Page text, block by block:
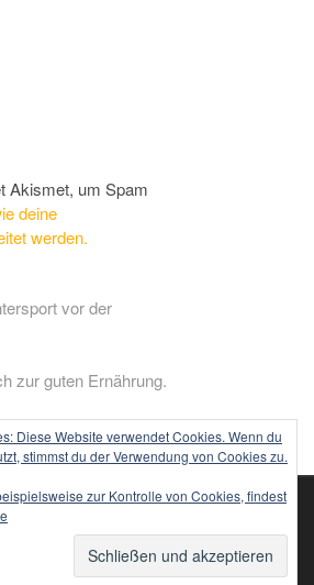
Akismet, um Spam
deine
werden.
vor der
zur guten Ernährung.
Theme Freesia© 2020WordPress
TOP
Diese Website verwendet Cookies. Wenn du
stimmst du der Verwendung von Cookies zu.
zur Kontrolle von Cookies, findest